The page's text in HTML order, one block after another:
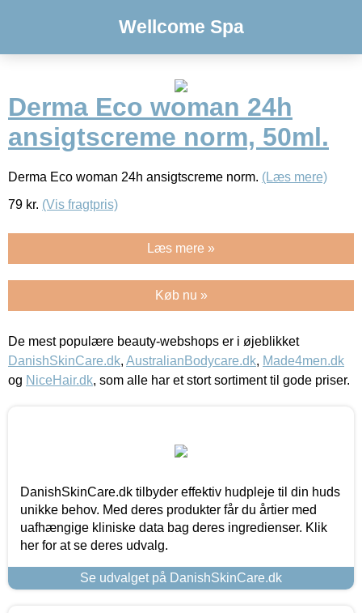
Wellcome Spa
Derma Eco woman 24h
ansigtscreme norm, 50ml.
Derma Eco woman 24h ansigtscreme norm. (Læs mere)
79 kr. (Vis fragtpris)
Læs mere »
Køb nu »
De mest populære beauty-webshops er i øjeblikket
DanishSkinCare.dk, AustralianBodycare.dk, Made4men.dk
og NiceHair.dk, som alle har et stort sortiment til gode priser.
DanishSkinCare.dk tilbyder effektiv hudpleje til din huds
unikke behov. Med deres produkter får du årtier med
uafhængige kliniske data bag deres ingredienser. Klik
her for at se deres udvalg.
Se udvalget på DanishSkinCare.dk